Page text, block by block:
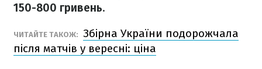
150-800 гривень.
ЧИТАЙТЕ ТАКОЖ: Збірна України подорожчала
після матчів у вересні: ціна